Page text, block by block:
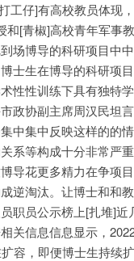
工仔]有高校教员体现
[青椒]高校青年军事
场博导的科研项目中
士生在博导的科研项
性性训练下具有独特
政协副主席周汉民坦
中集中反映这样的的
系等构成十分非常严
导花更多精力在争项
逆淘汰。让博士和和
职员公示榜上[扎堆]
关信息信息显示，
容，即便博士生持续